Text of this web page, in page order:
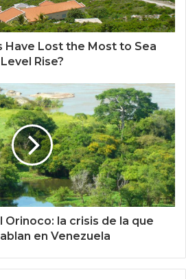
Have Lost the Most to Sea
Level Rise?
la crisis de la que
en Venezuela